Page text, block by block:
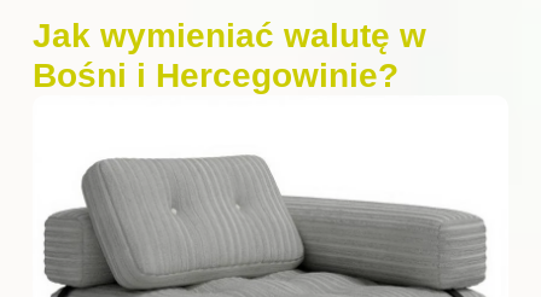
Jak wymieniać walutę w
Bośni i Hercegowinie?